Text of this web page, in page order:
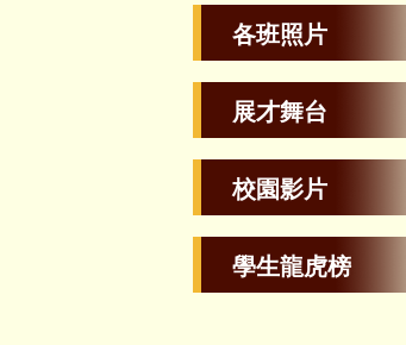
各班照片
展才舞台
校園影片
學生龍虎榜